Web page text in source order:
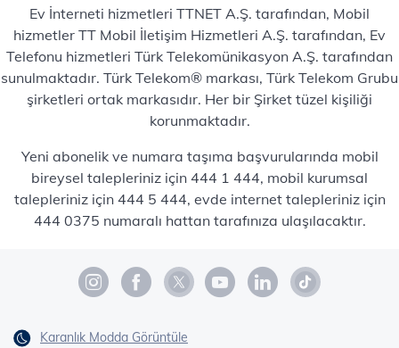
Ev İnterneti hizmetleri TTNET A.Ş. tarafından, Mobil
hizmetler TT Mobil İletişim Hizmetleri A.Ş. tarafından, Ev
Telefonu hizmetleri Türk Telekomünikasyon A.Ş. tarafından
sunulmaktadır. Türk Telekom® markası, Türk Telekom Grubu
şirketleri ortak markasıdır. Her bir Şirket tüzel kişiliği
korunmaktadır.
Yeni abonelik ve numara taşıma başvurularında mobil
bireysel talepleriniz için 444 1 444, mobil kurumsal
talepleriniz için 444 5 444, evde internet talepleriniz için
444 0375 numaralı hattan tarafınıza ulaşılacaktır.
Karanlık Modda Görüntüle